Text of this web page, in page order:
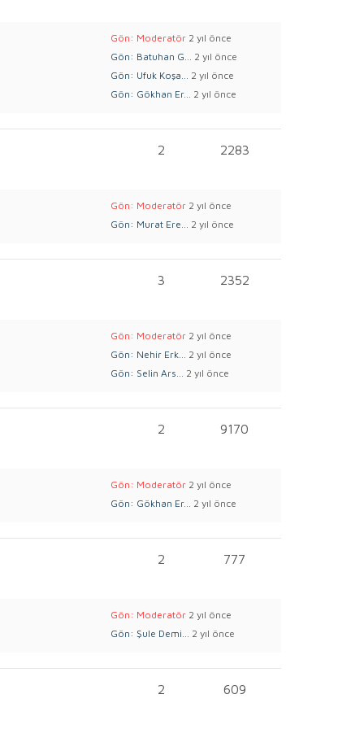
Gön: Moderatör 2 yıl önce
Gön: Batuhan G... 2 yıl önce
Gön: Ufuk Koşa... 2 yıl önce
Gön: Gökhan Er... 2 yıl önce
2283
2
Gön: Moderatör 2 yıl önce
Gön: Murat Ere... 2 yıl önce
2352
3
Gön: Moderatör 2 yıl önce
Gön: Nehir Erk... 2 yıl önce
Gön: Selin Ars... 2 yıl önce
9170
2
Gön: Moderatör 2 yıl önce
Gön: Gökhan Er... 2 yıl önce
777
2
Gön: Moderatör 2 yıl önce
Gön: Şule Demi... 2 yıl önce
609
2